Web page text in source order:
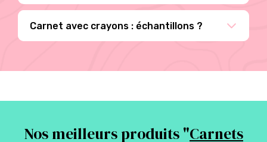
Carnet avec crayons : échantillons ?
Nos meilleurs produits "Carnets